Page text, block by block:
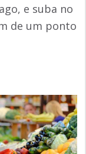
e suba no
de um ponto